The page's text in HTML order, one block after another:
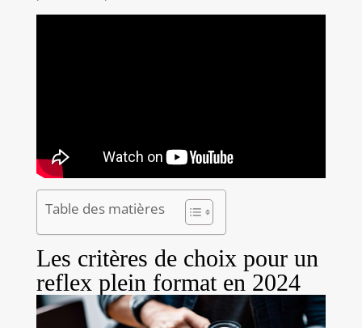
Table des matières
Les critères de choix pour un
reflex plein format en 2024